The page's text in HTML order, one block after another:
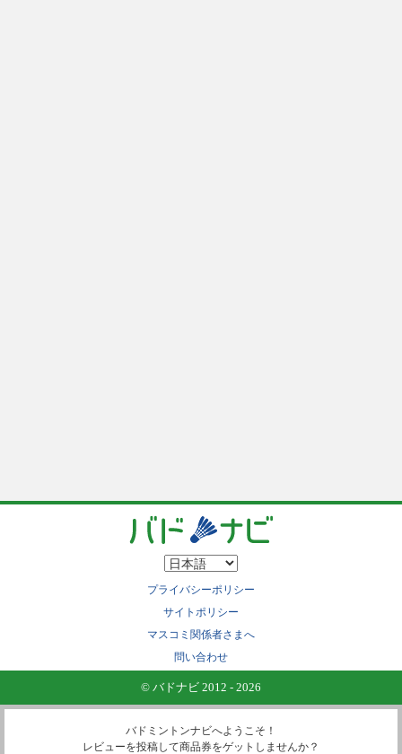
プライバシーポリシー
サイトポリシー
マスコミ関係者さまへ
問い合わせ
© バドナビ 2012 - 2026
バドミントンナビへようこそ！
レビューを投稿して商品券をゲットしませんか？